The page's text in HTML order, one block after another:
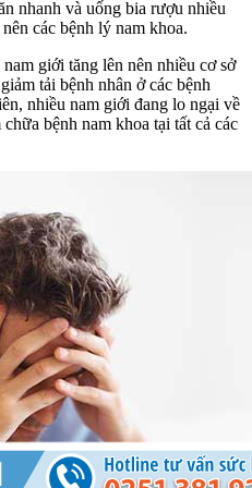
nhanh và uống bia rượu nhiều
các bệnh lý nam khoa.
giới tăng lên nên nhiều cơ sở
tải bệnh nhân ở các bệnh
nhiều nam giới đang lo ngại về
bệnh nam khoa tại tất cả các